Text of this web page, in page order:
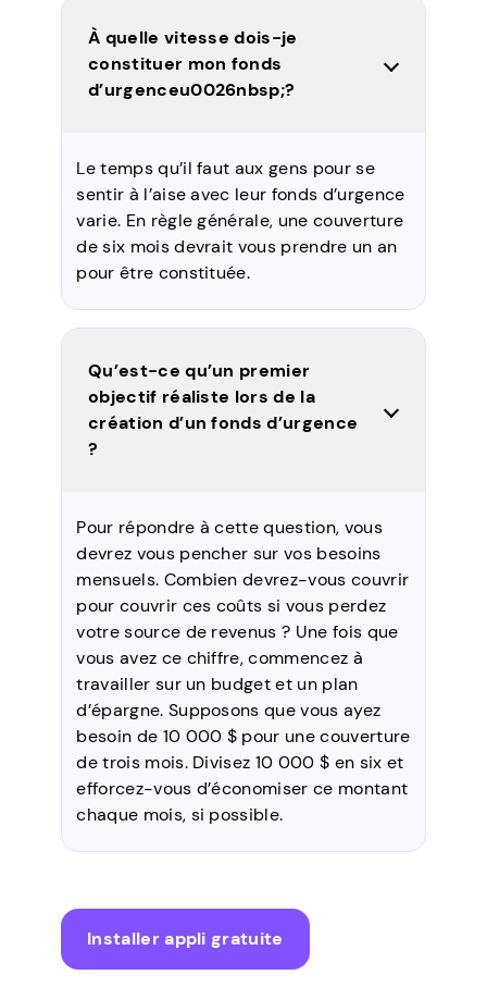
À quelle vitesse dois-je
constituer mon fonds
d’urgenceu0026nbsp;?
Le temps qu’il faut aux gens pour se
sentir à l’aise avec leur fonds d’urgence
varie. En règle générale, une couverture
de six mois devrait vous prendre un an
pour être constituée.
Qu’est-ce qu’un premier
objectif réaliste lors de la
création d’un fonds d’urgence
?
Pour répondre à cette question, vous
devrez vous pencher sur vos besoins
mensuels. Combien devrez-vous couvrir
pour couvrir ces coûts si vous perdez
votre source de revenus ? Une fois que
vous avez ce chiffre, commencez à
travailler sur un budget et un plan
d’épargne. Supposons que vous ayez
besoin de 10 000 $ pour une couverture
de trois mois. Divisez 10 000 $ en six et
efforcez-vous d’économiser ce montant
chaque mois, si possible.
Installer appli gratuite